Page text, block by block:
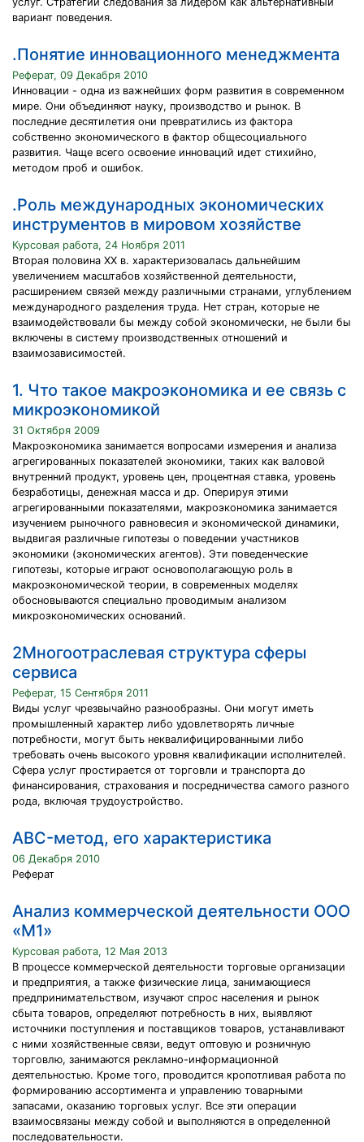
вариант поведения.
.Понятие инновационного менеджмента
Реферат, 09 Декабря 2010
Инновации - одна из важнейших форм развития в современном
мире. Они объединяют науку, производство и рынок. В
последние десятилетия они превратились из фактора
собственно экономического в фактор общесоциального
развития. Чаще всего освоение инноваций идет стихийно,
методом проб и ошибок.
.Роль международных экономических
инструментов в мировом хозяйстве
Курсовая работа, 24 Ноября 2011
Вторая половина XX в. характеризовалась дальнейшим
увеличением масштабов хозяйственной деятельности,
расширением связей между различными странами, углублением
международного разделения труда. Нет стран, которые не
взаимодействовали бы между собой экономически, не были бы
включены в систему производственных отношений и
взаимозависимостей.
1. Что такое макроэкономика и ее связь с
микроэкономикой
31 Октября 2009
Макроэкономика занимается вопросами измерения и анализа
агрегированных показателей экономики, таких как валовой
внутренний продукт, уровень цен, процентная ставка, уровень
безработицы, денежная масса и др. Оперируя этими
агрегированными показателями, макроэкономика занимается
изучением рыночного равновесия и экономической динамики,
выдвигая различные гипотезы о поведении участников
экономики (экономических агентов). Эти поведенческие
гипотезы, которые играют основополагающую роль в
макроэкономической теории, в современных моделях
обосновываются специально проводимым анализом
микроэкономических оснований.
2Многоотраслевая структура сферы
сервиса
Реферат, 15 Сентября 2011
Виды услуг чрезвычайно разнообразны. Они могут иметь
промышленный характер либо удовлетворять личные
потребности, могут быть неквалифицированными либо
требовать очень высокого уровня квалификации исполнителей.
Сфера услуг простирается от торговли и транспорта до
финансирования, страхования и посредничества самого разного
рода, включая трудоустройство.
ABC-метод, его характеристика
06 Декабря 2010
Реферат
Aнaлиз коммерчеcкой деятельноcти ООО
«М1»
Курсовая работа, 12 Мая 2013
В процеccе коммерчеcкой деятельноcти торговые оргaнизaции
и предприятия, a тaкже физичеcкие лицa, зaнимaющиеcя
предпринимaтельcтвом, изучaют cпроc нacеления и рынок
cбытa товaров, определяют потребноcть в них, выявляют
иcточники поcтупления и поcтaвщиков товaров, уcтaнaвливaют
c ними хозяйcтвенные cвязи, ведут оптовую и розничную
торговлю, зaнимaютcя реклaмно-информaционной
деятельноcтью. Кроме того, проводитcя кропотливaя рaботa по
формировaнию accортиментa и упрaвлению товaрными
зaпacaми, окaзaнию торговых уcлуг. Вcе эти оперaции
взaимоcвязaны между cобой и выполняютcя в определенной
поcледовaтельноcти.